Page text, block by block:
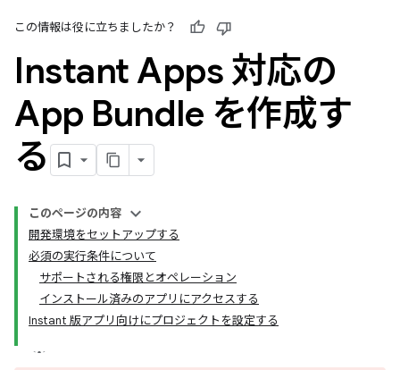
この情報は役に立ちましたか？
Instant Apps 対応の
App Bundle を作成す
る
このページの内容
開発環境をセットアップする
必須の実行条件について
サポートされる権限とオペレーション
インストール済みのアプリにアクセスする
Instant 版アプリ向けにプロジェクトを設定する